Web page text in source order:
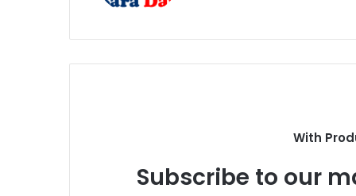
i
With
Subscribe to our